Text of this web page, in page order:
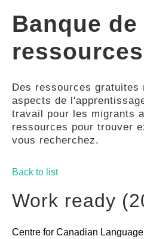
COMPÉTENCES
GUIDES
COMMUNAUTÉ
GALLERY
Banque de
ressources
Des ressources
aspects de
travail pour les migrants
ressources pour trouver
vous recherchez.
Back to list
Work ready
Centre for Canadian